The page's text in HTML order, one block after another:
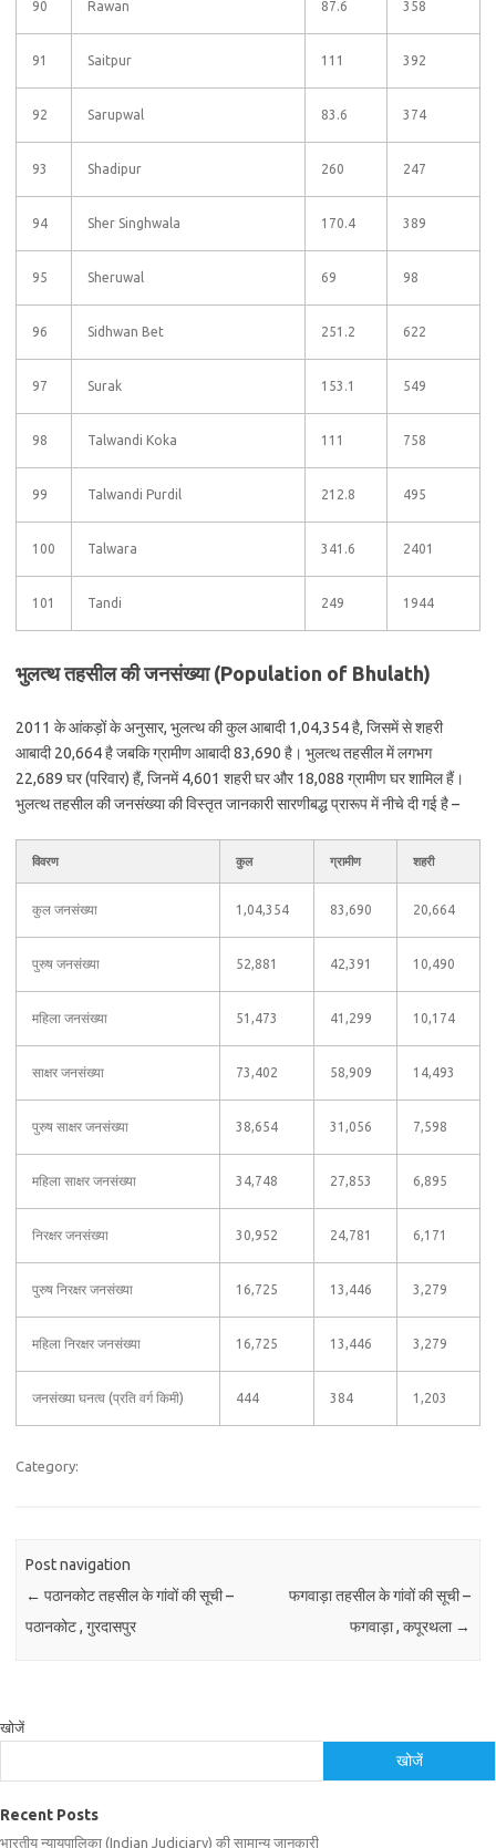
90 Rawan 87.6 358
91 Saitpur 111 392
92 Sarupwal 83.6 374
93 Shadipur 260 247
94 Sher Singhwala 170.4 389
95 Sheruwal 69 98
96 Sidhwan Bet 251.2 622
97 Surak 153.1 549
98 Talwandi Koka 111 758
99 Talwandi Purdil 212.8 495
100 Talwara 341.6 2401
101 Tandi 249 1944
भुलत्थ तहसील की जनसंख्या (Population of Bhulath)
2011 के आंकड़ों के अनुसार, भुलत्थ की कुल आबादी 1,04,354 है, जिसमें से शहरी
आबादी 20,664 है जबकि ग्रामीण आबादी 83,690 है। भुलत्थ तहसील में लगभग
22,689 घर (परिवार) हैं, जिनमें 4,601 शहरी घर और 18,088 ग्रामीण घर शामिल हैं।
भुलत्थ तहसील की जनसंख्या की विस्तृत जानकारी सारणीबद्ध प्रारूप में नीचे दी गई है –
विवरण कुल ग्रामीण शहरी
कुल जनसंख्या 1,04,354 83,690 20,664
पुरुष जनसंख्या 52,881 42,391 10,490
महिला जनसंख्या 51,473 41,299 10,174
साक्षर जनसंख्या 73,402 58,909 14,493
पुरुष साक्षर जनसंख्या 38,654 31,056 7,598
महिला साक्षर जनसंख्या 34,748 27,853 6,895
निरक्षर जनसंख्या 30,952 24,781 6,171
पुरुष निरक्षर जनसंख्या 16,725 13,446 3,279
महिला निरक्षर जनसंख्या 16,725 13,446 3,279
जनसंख्या घनत्व (प्रति वर्ग किमी) 444 384 1,203
Category:
Post navigation
← पठानकोट तहसील के गांवों की सूची –
पठानकोट , गुरदासपुर
फगवाड़ा तहसील के गांवों की सूची –
फगवाड़ा , कपूरथला →
खोजें
खोजें
Recent Posts
भारतीय न्यायपालिका (Indian Judiciary) की सामान्य जानकारी